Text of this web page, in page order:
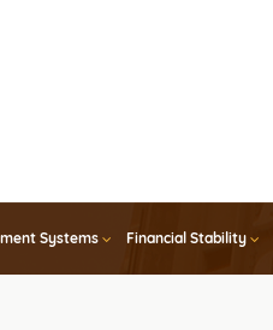
Systems Financial Stability